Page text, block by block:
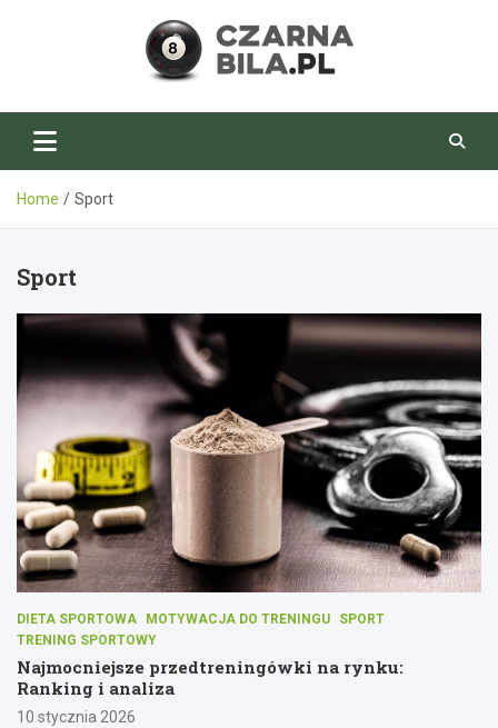
CzarnaBila.pl
Home Sport
Sport
DIETA SPORTOWA MOTYWACJA DO TRENINGU
SPORT
TRENING SPORTOWY
Najmocniejsze przedtreningówki na rynku:
Ranking i analiza
10 stycznia 2026